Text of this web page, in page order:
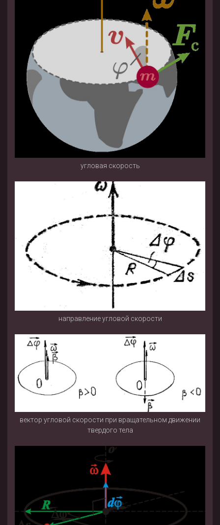
угловая скорость
направление угловой скорости
вектор угловой скорости при вращательном движении
твердого тела